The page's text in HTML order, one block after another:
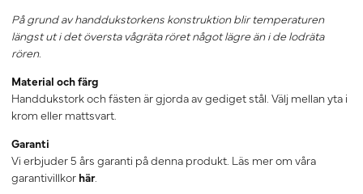
På grund av handdukstorkens konstruktion blir temperaturen
längst ut i det översta vågräta röret något lägre än i de lodräta
rören.
Material och färg
Handdukstork och fästen är gjorda av gediget stål. Välj mellan yta i
krom eller mattsvart.
Garanti
Vi erbjuder 5 års garanti på denna produkt. Läs mer om våra
garantivillkor här.